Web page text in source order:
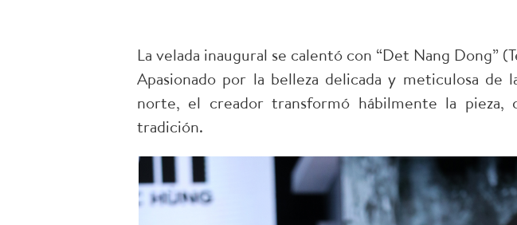
La velada inaugural se calentó con “Det Nang Dong”
Apasionado por la belleza delicada y meticulosa
norte, el creador transformó hábilmente la pieza,
tradición.